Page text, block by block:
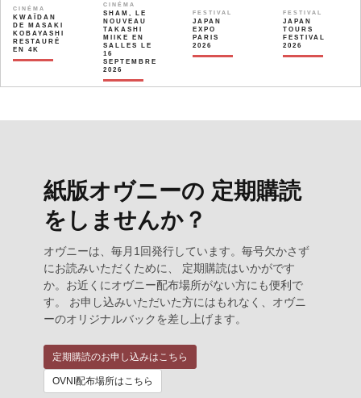
CINÉMA
KWAÏDAN
DE MASAKI
KOBAYASHI
RESTAURÉ
EN 4K
CINÉMA
SHAM, LE
NOUVEAU
TAKASHI
MIIKE EN
SALLES LE
16
SEPTEMBRE
2026
FESTIVAL
JAPAN
EXPO
PARIS
2026
FESTIVAL
JAPAN
TOURS
FESTIVAL
2026
紙版オヴニーの 定期購読
をしませんか？
オヴニーは、毎月1回発行しています。毎号欠かさず
にお読みいただくために、 定期購読はいかがです
か。お近くにオヴニー配布場所がない方にも便利で
す。 お申し込みいただいた方にはもれなく、オヴニ
ーのオリジナルバックを差し上げます。
定期購読のお申し込みはこちら
OVNI配布場所はこちら